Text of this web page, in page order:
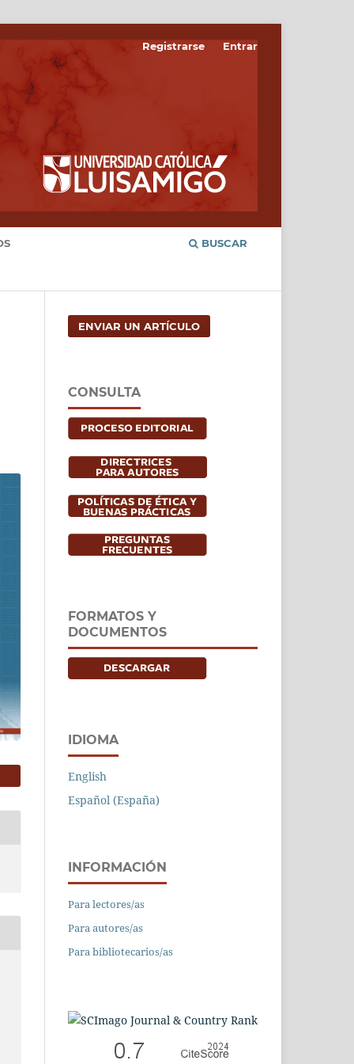
BUSCAR
Registrarse Entrar
ENVIAR UN ARTÍCULO
CONSULTA
FORMATOS Y
DOCUMENTOS
IDIOMA
English
Español (España)
INFORMACIÓN
Para lectores/as
Para autores/as
Para bibliotecarios/as